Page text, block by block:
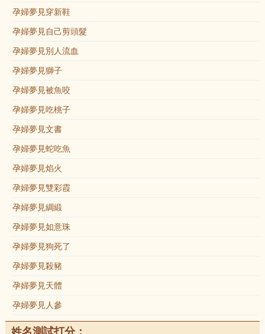
孕婦夢見穿新鞋
孕婦夢見自己剪頭髮
孕婦夢見別人流血
孕婦夢見獅子
孕婦夢見被魚咬
孕婦夢見吃桃子
孕婦夢見文書
孕婦夢見蛇吃魚
孕婦夢見焰火
孕婦夢見雙彩霞
孕婦夢見綢緞
孕婦夢見如意珠
孕婦夢見狗死了
孕婦夢見殺豬
孕婦夢見天體
孕婦夢見人參
姓名測試打分：